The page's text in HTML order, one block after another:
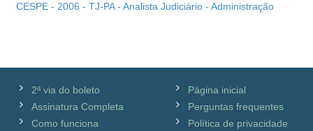
CESPE - 2006 - TJ-PA - Analista Judiciário - Administração
2ª via do boleto
Assinatura Completa
Como funciona
Página inicial
Perguntas frequentes
Política de privacidade